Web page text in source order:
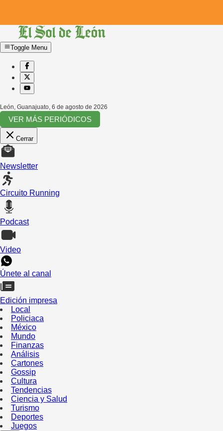
Toggle Menu
León, Guanajuato, 6 de agosto de 2026
VER MÁS PERIÓDICOS
Cerrar
Newsletter
Circuito Running
Podcast
Video
Únete al canal
Edición impresa
Local
Policiaca
México
Mundo
Finanzas
Análisis
Cartones
Gossip
Cultura
Tendencias
Ciencia y Salud
Turismo
Deportes
Juegos